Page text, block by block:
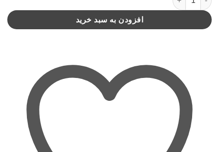
افزودن به سبد خرید